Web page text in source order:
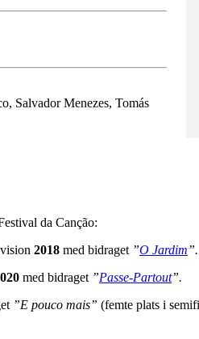
Salvador Menezes, Tomás
da Canção:
2018 med bidraget ”O Jardim”.
med bidraget ”Passe-Partout”.
”E pouco mais” (femte plats i